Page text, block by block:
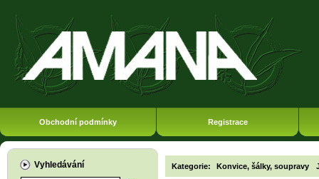
Obchodní podmínky Registrace
Vyhledávání Kategorie: Konvice, šálky, soupravy